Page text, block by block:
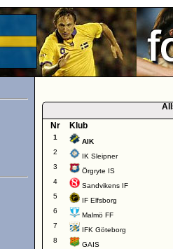
Nr
Klub
1
AIK
2
IK Sleipner
3
Örgryte IS
4
Sandvikens IF
5
IF Elfsborg
6
Malmö FF
7
IFK Göteborg
8
GAIS